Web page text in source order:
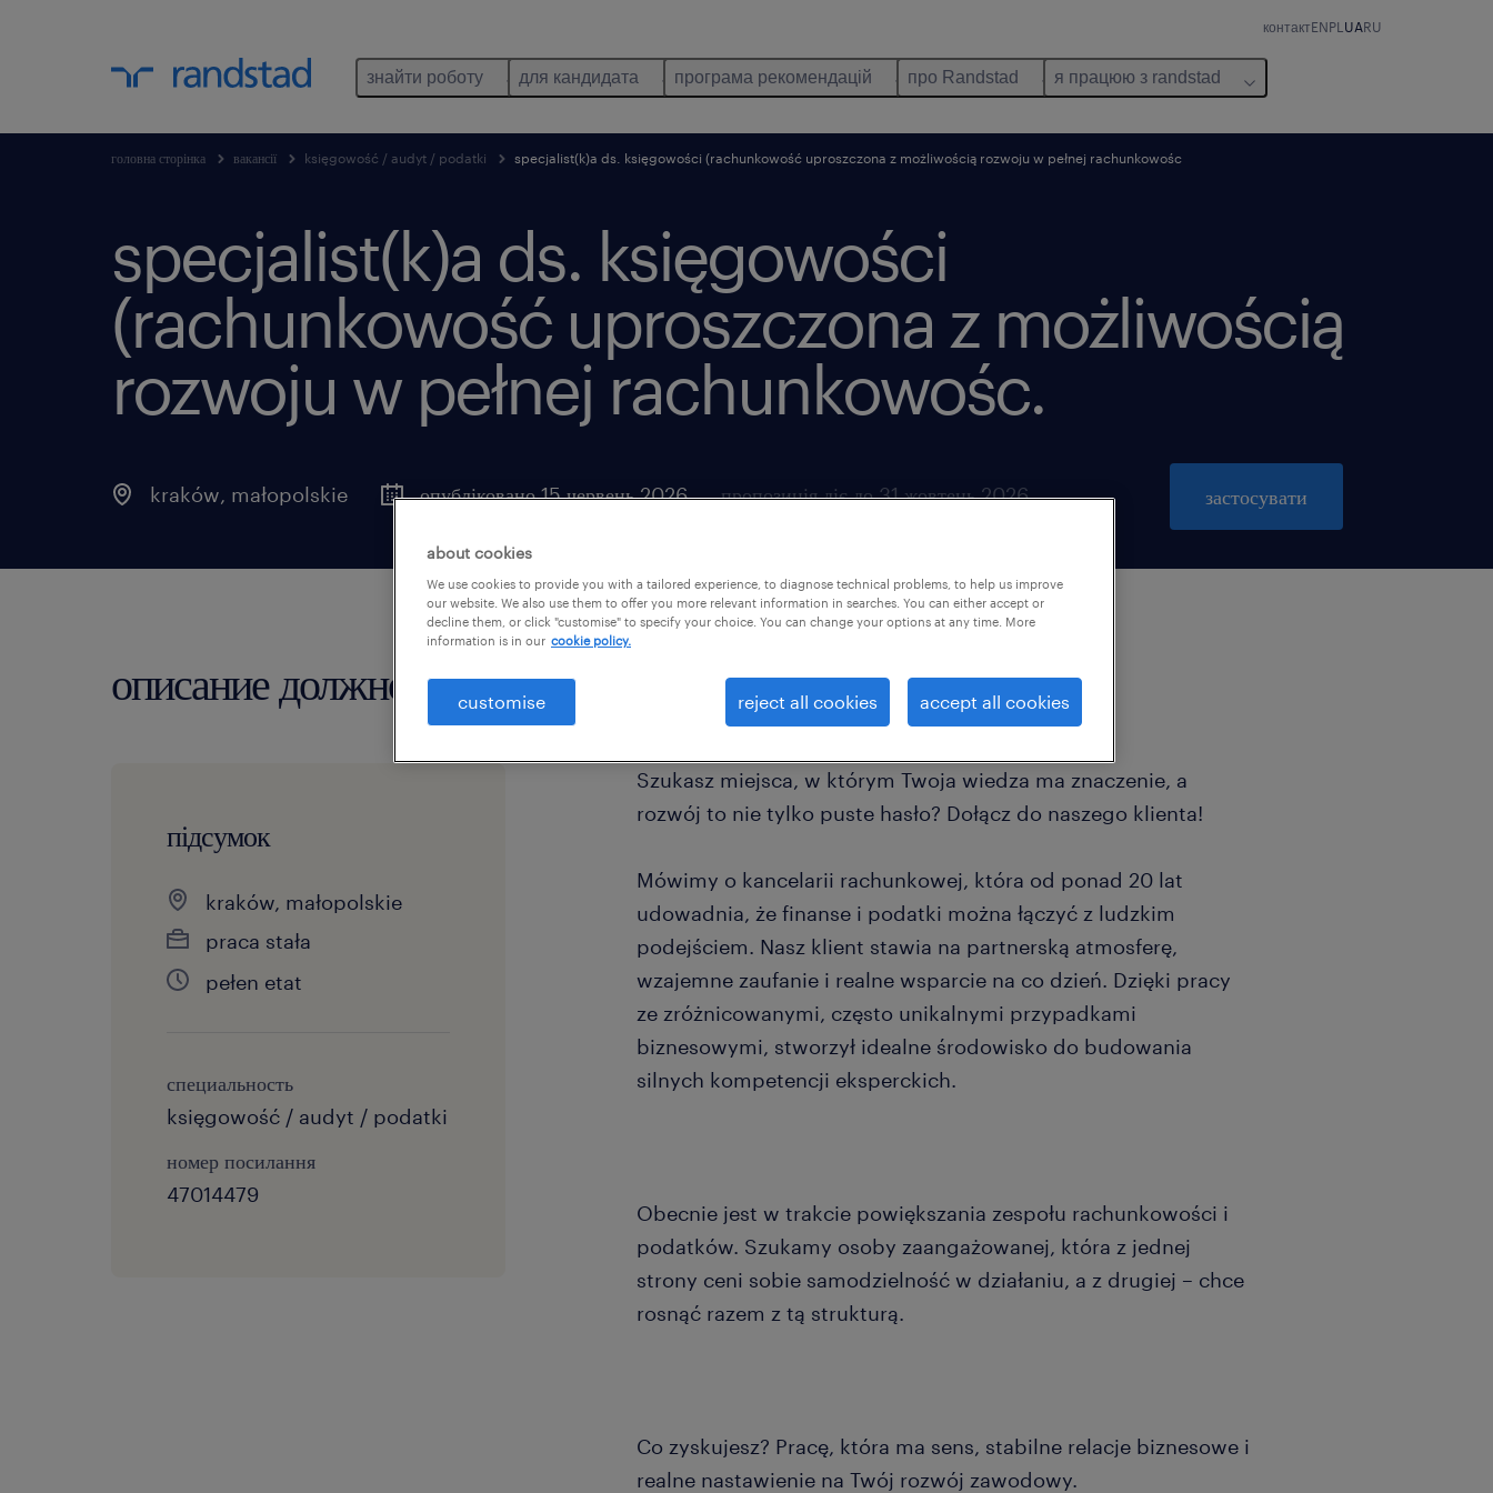
контактENPL UARU
знайти роботу для кандидата програма рекомендацій про Randstad я працюю з randstad
головна сторінка вакансії księgowość / audyt / podatki specjalist(k)a ds. księgowości (rachunkowość uproszczona z możliwością rozwoju w pełnej rachunkowośc
specjalist(k)a ds. księgowości
(rachunkowość uproszczona z możliwością
rozwoju w pełnej rachunkowośc.
kraków, małopolskie опубліковано 15 червень 2026 пропозиція діє до 31 жовтень 2026 застосувати
описание должности
підсумок
kraków, małopolskie
praca stała
pełen etat
специальность
księgowość / audyt / podatki
номер посилання
47014479
Szukasz miejsca, w którym Twoja wiedza ma znaczenie, a
rozwój to nie tylko puste hasło? Dołącz do naszego klienta!
Mówimy o kancelarii rachunkowej, która od ponad 20 lat
udowadnia, że finanse i podatki można łączyć z ludzkim
podejściem. Nasz klient stawia na partnerską atmosferę,
wzajemne zaufanie i realne wsparcie na co dzień. Dzięki pracy
ze zróżnicowanymi, często unikalnymi przypadkami
biznesowymi, stworzył idealne środowisko do budowania
silnych kompetencji eksperckich.
Obecnie jest w trakcie powiększania zespołu rachunkowości i
podatków. Szukamy osoby zaangażowanej, która z jednej
strony ceni sobie samodzielność w działaniu, a z drugiej – chce
rosnąć razem z tą strukturą.
Co zyskujesz? Pracę, która ma sens, stabilne relacje biznesowe i
realne nastawienie na Twój rozwój zawodowy.
about cookies
We use cookies to provide you with a tailored experience, to diagnose technical problems, to help us improve
our website. We also use them to offer you more relevant information in searches. You can either accept or
decline them, or click "customise" to specify your choice. You can change your options at any time. More
information is in our cookie policy.
customise reject all cookies accept all cookies